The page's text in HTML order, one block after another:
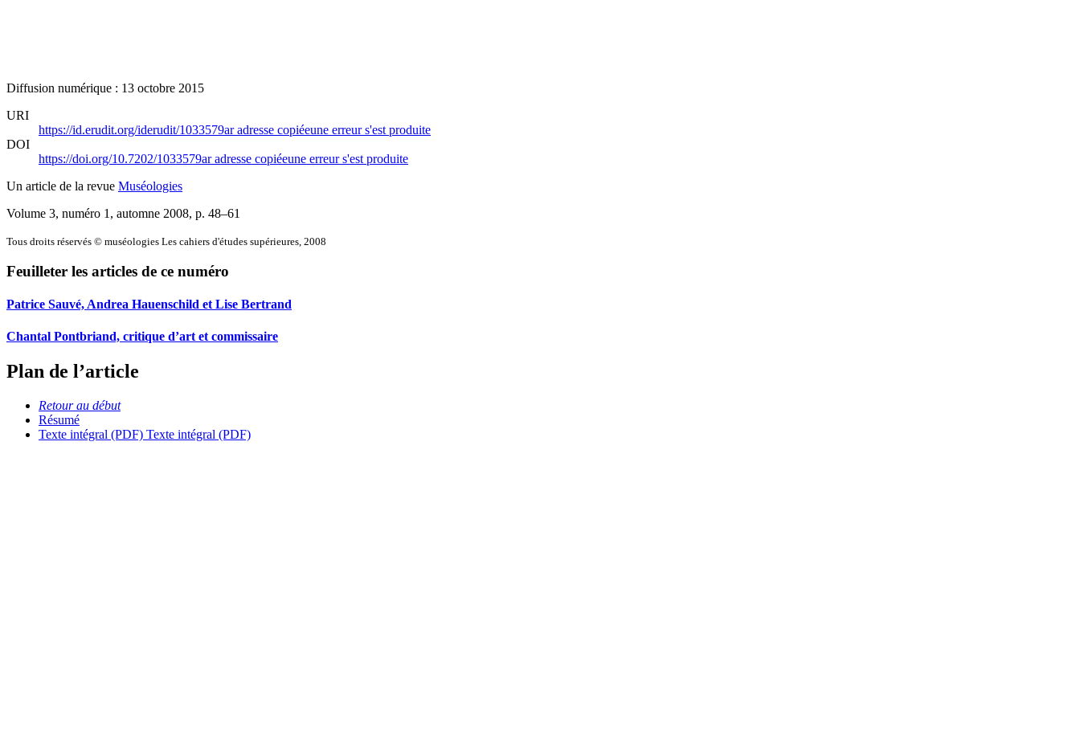
Diffusion numérique : 13 octobre 2015
URI
https://id.erudit.org/iderudit/1033579aradresse copiéeune erreur s'est produite
DOI
https://doi.org/10.7202/1033579aradresse copiéeune erreur s'est produite
Un article de la revue Muséologies
Volume 3, numéro 1, automne 2008, p. 48–61
Tous droits réservés © muséologies Les cahiers d'études supérieures, 2008
Feuilleter les articles de ce numéro
Patrice Sauvé, Andrea Hauenschild et Lise Bertrand
Chantal Pontbriand, critique d’art et commissaire
Plan de l’article
Retour au début
Résumé
Texte intégral (PDF) Texte intégral (PDF)